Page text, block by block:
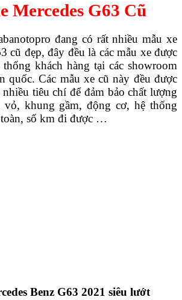
Mercedes G63 Cũ
đang có rất nhiều mẫu xe
cũ đẹp, đây đều là các mẫu xe được
khách hàng tại các showroom
quốc. Các mẫu xe cũ này đều được
tiêu chí để đảm bảo chất lượng
khung gầm, động cơ, hệ thống
số km đi được …
Benz G63 2021 siêu lướt